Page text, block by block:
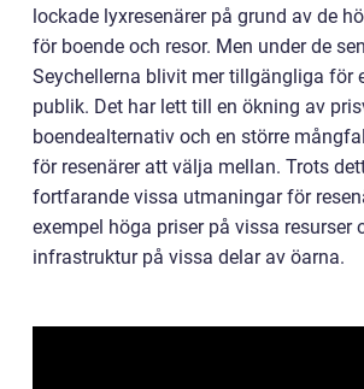
lockade lyxresenärer på grund av de
för boende och resor. Men under de
Seychellerna blivit mer tillgängliga för
publik. Det har lett till en ökning av
boendealternativ och en större
för resenärer att välja mellan. Trots
fortfarande vissa utmaningar för
exempel höga priser på vissa resurser
infrastruktur på vissa delar av öarna.